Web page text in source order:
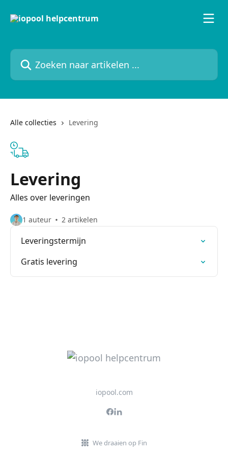
Zoeken naar artikelen ...
Alle collecties Levering
Levering
Alles over leveringen
1 auteur 2 artikelen
Leveringstermijn
Gratis levering
iopool.com
We draaien op Fin